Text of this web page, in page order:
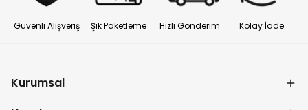
Güvenli Alışveriş Şık Paketleme Hızlı Gönderim Kolay İade
Kurumsal